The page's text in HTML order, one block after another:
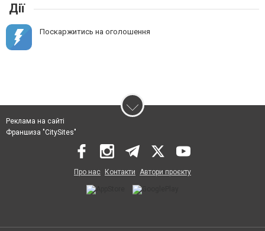
Дії
Поскаржитись на оголошення
Реклама на сайті
Франшиза "CitySites"
Про нас Контакти Автори проєкту